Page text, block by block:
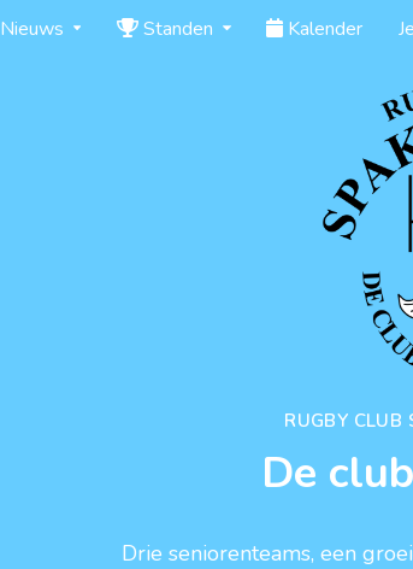
Nieuws Standen Kalender
RUGBY CLUB
De
Drie seniorenteams, een